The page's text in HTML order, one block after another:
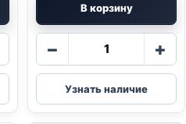
В корзину
−
Количество
Gourmet
Gold
ж/
+
Узнать наличие